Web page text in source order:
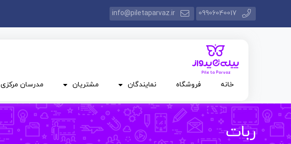
09906040017
info@piletaparvaz.ir
خانه فروشگاه نمایندگان مشتریان مدرسان مرکزی
ربات